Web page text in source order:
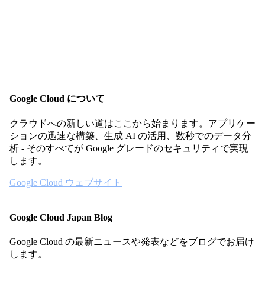
Google Cloud について
クラウドへの新しい道はここから始まります。アプリケー
ションの迅速な構築、生成 AI の活用、数秒でのデータ分
析 - そのすべてが Google グレードのセキュリティで実現
します。
Google Cloud ウェブサイト
Google Cloud Japan Blog
Google Cloud の最新ニュースや発表などをブログでお届け
します。